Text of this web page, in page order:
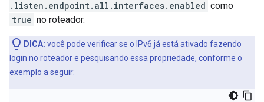
.listen.endpoint.all.interfaces.enabled como
true no roteador.
DICA: você pode verificar se o IPv6 já está ativado fazendo
login no roteador e pesquisando essa propriedade, conforme o
exemplo a seguir: